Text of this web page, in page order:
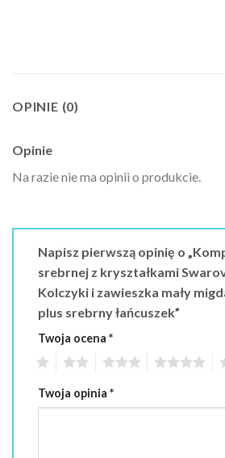
OPINIE (0)
Opinie
Na razie nie ma opinii o produkcie.
Napisz pierwszą opinię o
srebrnej z kryształkami
Kolczyki i zawieszka mały
plus srebrny łańcuszek”
Twoja ocena *
Twoja opinia *